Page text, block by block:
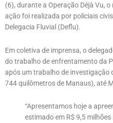
(6), durante a Operação Déjà Vu,
ação foi realizada por policiais
Delegacia Fluvial (Deflu).
Em coletiva de imprensa, o
do trabalho de enfrentamento da
após um trabalho de investigação
744 quilômetros de Manaus), até
“Apresentamos hoje a
estimado em R$ 9,5